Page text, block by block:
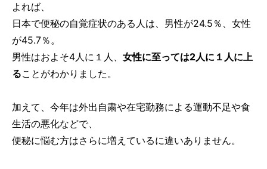
よれば、
日本で便秘の自覚症状のある人は、男性が24.5％、女性
が45.7％。
男性はおよそ4人に１人、 女性に至っては2人に１人に上
ることがわかりました。
加えて、今年は外出自粛や在宅勤務による運動不足や食
生活の悪化などで、
便秘に悩む方はさらに増えているに違いありません。